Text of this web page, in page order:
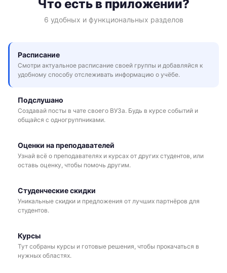
Что есть в приложении?
6 удобных и функциональных разделов
Расписание
Смотри актуальное расписание своей группы и добавляйся к
удобному способу отслеживать информацию о учёбе.
Подслушано
Создавай посты в чате своего ВУЗа. Будь в курсе событий и
общайся с одногруппниками.
Оценки на преподавателей
Узнай всё о преподавателях и курсах от других студентов, или
оставь оценку, чтобы помочь другим.
Студенческие скидки
Уникальные скидки и предложения от лучших партнёров для
студентов.
Курсы
Тут собраны курсы и готовые решения, чтобы прокачаться в
нужных областях.